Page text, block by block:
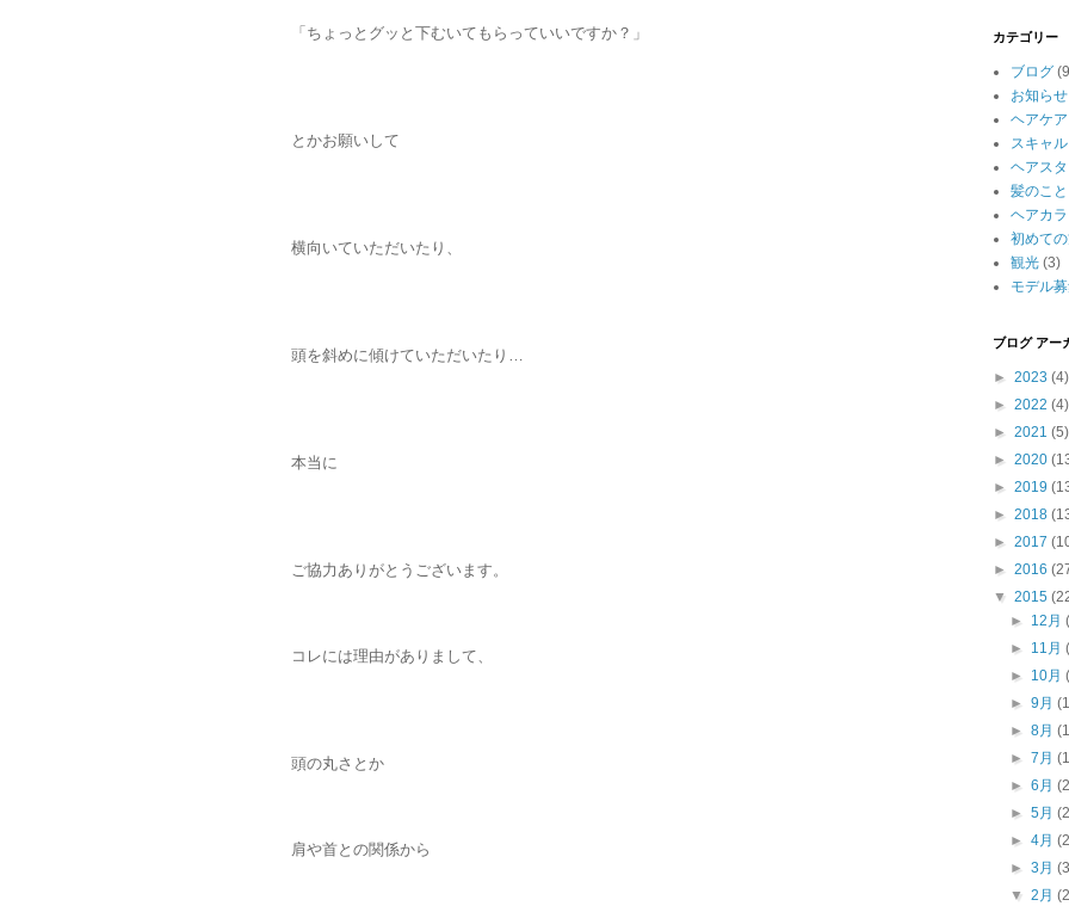
「ちょっとグッと下むいてもらっていいですか？」
とかお願いして
横向いていただいたり、
頭を斜めに傾けていただいたり…
本当に
ご協力ありがとうございます。
コレには理由がありまして、
頭の丸さとか
肩や首との関係から
カテゴリー
ブログ
お知らせ
ヘアケア
スキャ
ヘアス
髪のこと
ヘアカ
初めて
観光 (3)
モデル
ブログ アー
► 2023 (4)
► 2022 (4)
► 2021 (5)
► 2020
► 2019
► 2018
► 2017
► 2016
▼ 2015
► 12月
► 11月
► 10月
►9月
►8月
►7月
►6月
►5月
►4月
►3月
▼2月